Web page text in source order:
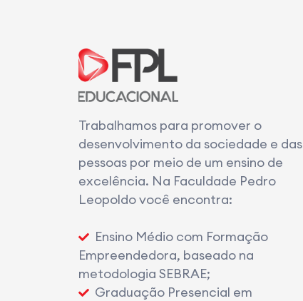
Trabalhamos para promover o
desenvolvimento da sociedade e das
pessoas por meio de um ensino de
excelência. Na Faculdade Pedro
Leopoldo você encontra:
Ensino Médio com Formação
Empreendedora, baseado na
metodologia SEBRAE;
Graduação Presencial em